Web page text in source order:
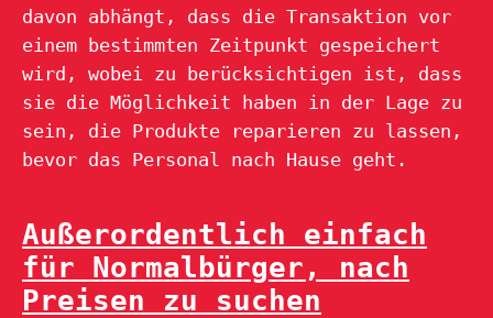
davon abhängt, dass die Transaktion vor
einem bestimmten Zeitpunkt gespeichert
wird, wobei zu berücksichtigen ist, dass
sie die Möglichkeit haben in der Lage zu
sein, die Produkte reparieren zu lassen,
bevor das Personal nach Hause geht.
Außerordentlich einfach
für Normalbürger, nach
Preisen zu suchen